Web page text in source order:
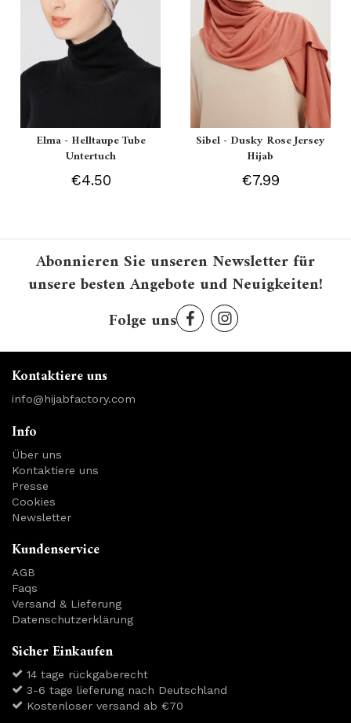
Elma - Helltaupe Tube
Untertuch
€4.50
Sibel - Dusky Rose Jersey
Hijab
€7.99
Abonnieren Sie unseren Newsletter für
unsere besten Angebote und Neuigkeiten!
Folge uns
Kontaktiere uns
info@hijabfactory.com
Info
Über uns
Kontaktiere uns
Presse
Cookies
Newsletter
Kundenservice
AGB
Faqs
Versand & Lieferung
Datenschutzerklärung
Sicher Einkaufen
14 tage rückgaberecht
3-6 tage lieferung nach Deutschland
Kostenloser versand ab €70